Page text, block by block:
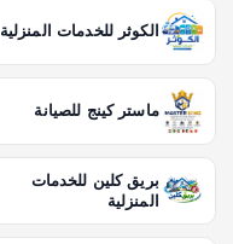
الكوثر للخدمات المنزلية
ماستر كينج للصيانة
بريق كلين للخدمات
المنزلية